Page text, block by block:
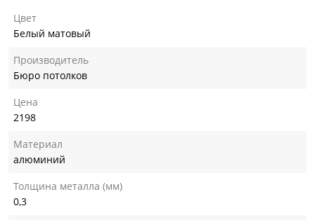
Цвет
Белый матовый
Производитель
Бюро потолков
Цена
2198
Материал
алюминий
Толщина металла (мм)
0,3